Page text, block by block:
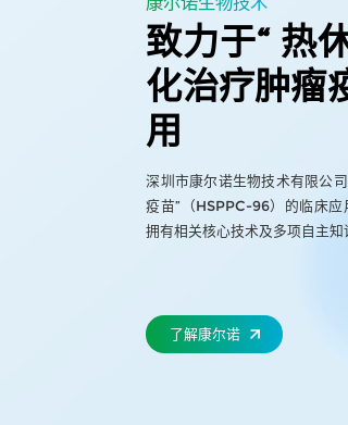
致力于“ 热
化治疗肿瘤
用
深圳市康尔诺生物技术有限公
疫苗”（HSPPC-96）的临床
拥有相关核心技术及多项自主知
了解康尔诺